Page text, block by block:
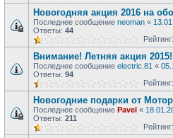
Новогодняя акция 2016 на
Последнее сообщение neoman «
Ответы: 44
Внимание! Летняя акция
Последнее сообщение electric.81 «
Ответы: 94
Новогодние подарки от
Последнее сообщение Pavel «
Ответы: 211